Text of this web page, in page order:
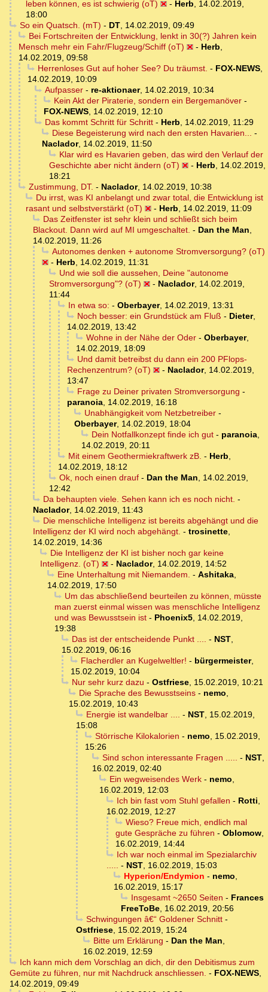
leben können, es ist schwierig (oT)
- Herb, 14.02.2019,
18:00
So ein Quatsch. (mT) - DT, 14.02.2019, 09:49
Bei Fortschreiten der Entwicklung, lenkt in 30(?) Jahren kein
Mensch mehr ein Fahr/Flugzeug/Schiff (oT)
- Herb,
14.02.2019, 09:58
Herrenloses Gut auf hoher See? Du träumst. - FOX-NEWS,
14.02.2019, 10:09
Aufpasser- re-aktionaer, 14.02.2019, 10:34
Kein Akt der Piraterie, sondern ein Bergemanöver-
FOX-NEWS, 14.02.2019, 12:10
Das kommt Schritt für Schritt- Herb, 14.02.2019, 11:29
Diese Begeisterung wird nach den ersten Havarien... -
Naclador, 14.02.2019, 11:50
Klar wird es Havarien geben, das wird den Verlauf der
Geschichte aber nicht ändern (oT)
- Herb, 14.02.2019,
18:21
Zustimmung, DT. - Naclador, 14.02.2019, 10:38
Du irrst, was KI anbelangt und zwar total, die Entwicklung ist
rasant und selbstverstärkt (oT)
- Herb, 14.02.2019, 11:09
Das Zeitfenster ist sehr klein und schließt sich beim
Blackout. Dann wird auf MI umgeschaltet. - Dan the Man,
14.02.2019, 11:26
Autonomes denken + autonome Stromversorgung? (oT)
- Herb, 14.02.2019, 11:31
Und wie soll die aussehen, Deine "autonome
Stromversorgung"? (oT)
- Naclador, 14.02.2019,
11:44
In etwa so: - Oberbayer, 14.02.2019, 13:31
Noch besser: ein Grundstück am Fluß - Dieter,
14.02.2019, 13:42
Wohne in der Nähe der Oder- Oberbayer,
14.02.2019, 18:09
Und damit betreibst du dann ein 200 PFlops-
Rechenzentrum? (oT)
- Naclador, 14.02.2019,
13:47
Frage zu Deiner privaten Stromversorgung -
paranoia, 14.02.2019, 16:18
Unabhängigkeit vom Netzbetreiber-
Oberbayer, 14.02.2019, 18:04
Dein Notfallkonzept finde ich gut- paranoia,
14.02.2019, 20:11
Mit einem Geothermiekraftwerk zB. - Herb,
14.02.2019, 18:12
Ok, noch einen drauf- Dan the Man, 14.02.2019,
12:42
Da behaupten viele. Sehen kann ich es noch nicht. -
Naclador, 14.02.2019, 11:43
Die menschliche Intelligenz ist bereits abgehängt und die
Intelligenz der KI wird noch abgehängt. - trosinette,
14.02.2019, 14:36
Die Intelligenz der KI ist bisher noch gar keine
Intelligenz. (oT)
- Naclador, 14.02.2019, 14:52
Eine Unterhaltung mit Niemandem. - Ashitaka,
14.02.2019, 17:50
Um das abschließend beurteilen zu können, müsste
man zuerst einmal wissen was menschliche Intelligenz
und was Bewusstsein ist - Phoenix5, 14.02.2019,
19:38
Das ist der entscheidende Punkt .... - NST,
15.02.2019, 06:16
Flacherdler an Kugelweltler! - bürgermeister,
15.02.2019, 10:04
Nur sehr kurz dazu - Ostfriese, 15.02.2019, 10:21
Die Sprache des Bewusstseins- nemo,
15.02.2019, 10:43
Energie ist wandelbar .... - NST, 15.02.2019,
15:08
Störrische Kilokalorien - nemo, 15.02.2019,
15:26
Sind schon interessante Fragen ..... - NST,
16.02.2019, 02:40
Ein wegweisendes Werk- nemo,
16.02.2019, 12:03
Ich bin fast vom Stuhl gefallen - Rotti,
16.02.2019, 12:27
Wieso? Freue mich, endlich mal
gute Gespräche zu führen - Oblomow,
16.02.2019, 14:44
Ich war noch einmal im Spezialarchiv
..... - NST, 16.02.2019, 15:03
Hyperion/Endymion - nemo,
16.02.2019, 15:17
Insgesamt ~2650 Seiten - Frances
FreeToBe, 16.02.2019, 20:56
Schwingungen â€“ Goldener Schnitt-
Ostfriese, 15.02.2019, 15:24
Bitte um Erklärung - Dan the Man,
16.02.2019, 12:59
Ich kann mich dem Vorschlag an dich, dir den Debitismus zum
Gemüte zu führen, nur mit Nachdruck anschliessen. - FOX-NEWS,
14.02.2019, 09:49